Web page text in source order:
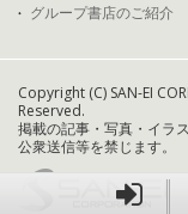
グループ書店のご紹介
Copyright (C) SAN-EI
Reserved.
掲載の記事・写真・イラ
公衆送信等を禁じます。